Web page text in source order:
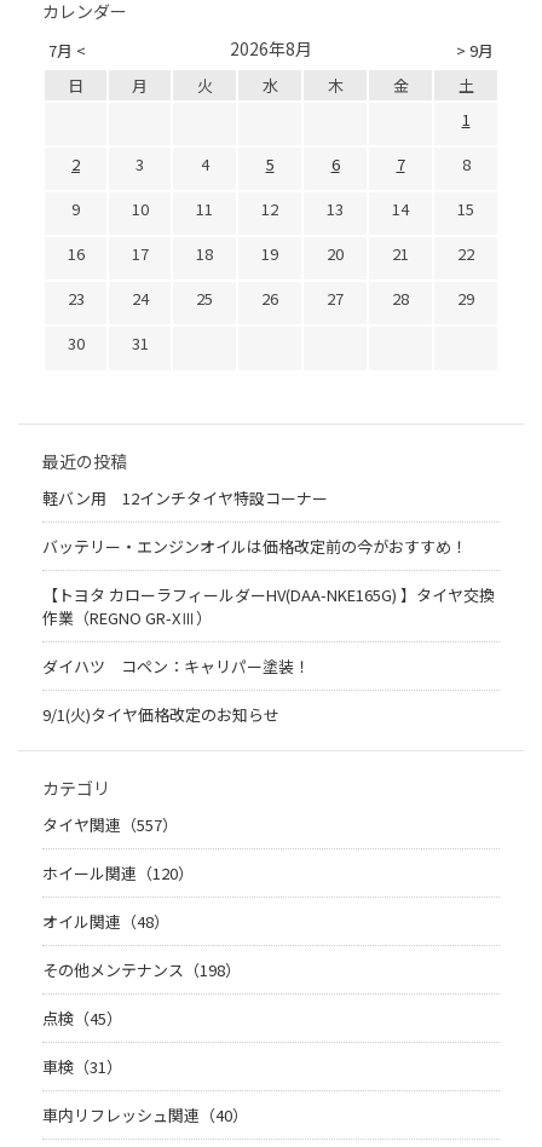
カレンダー
7月 < > 9月
2026年8月
日 月 火 水 木 金
土
1
2
3 4 5 6 7
8
9
10 11 12 13 14
15
16
17 18 19 20 21
22
23
24 25 26 27 28
29
30
31
最近の投稿
軽バン用 12インチタイヤ特設コーナー
バッテリー・エンジンオイルは価格改定前の今がおすすめ！
【トヨタ カローラフィールダーHV(DAA-NKE165G) 】タイヤ交換
作業（REGNO GR-XⅢ）
ダイハツ コペン：キャリパー塗装！
9/1(火)タイヤ価格改定のお知らせ
カテゴリ
タイヤ関連（557）
ホイール関連（120）
オイル関連（48）
その他メンテナンス（198）
点検（45）
車検（31）
車内リフレッシュ関連（40）